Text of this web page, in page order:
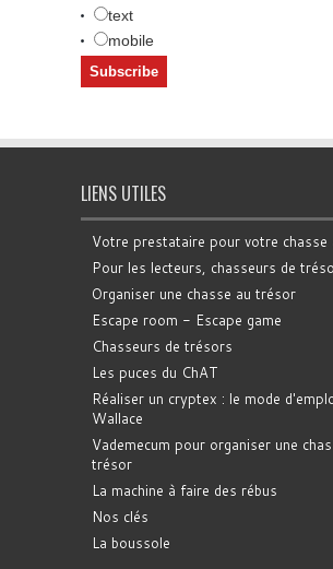
text
mobile
LIENS UTILES
Votre prestataire pour votre chasse
Pour les lecteurs, chasseurs de
Organiser une chasse au trésor
Escape room - Escape game
Chasseurs de trésors
Les puces du ChAT
Réaliser un cryptex : le mode
Wallace
Vademecum pour organiser une
trésor
La machine à faire des rébus
Nos clés
La boussole